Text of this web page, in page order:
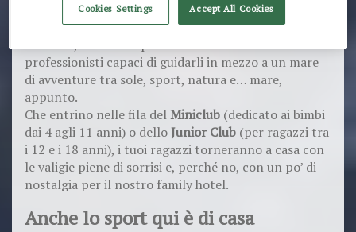
Nel nostro resort abbiamo quello che serve ai tuoi
bambini per divertirsi e socializzare con i loro
coetanei, sotto la supervisione dei nostri animatori
professionisti capaci di guidarli in mezzo a un mare
di avventure tra sole, sport, natura e… mare,
appunto.
Che entrino nelle fila delMiniclub (dedicato ai bimbi
dai 4 agli 11 anni) o delloJunior Club (per ragazzi tra
i 12 e i 18 anni), i tuoi ragazzi torneranno a casa con
le valigie piene di sorrisi e, perché no, con un po’ di
nostalgia per il nostro family hotel.
Anche lo sport qui è di casa
Cookies Settings Accept All Cookies